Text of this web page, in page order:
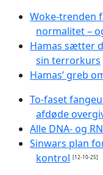
Woke-trenden
normalitet –
Hamas sætter
sin terrorkurs
Hamas’ greb
To-faset
afdøde
Alle DNA- og
Sinwars plan
kontrol [12-10-25]